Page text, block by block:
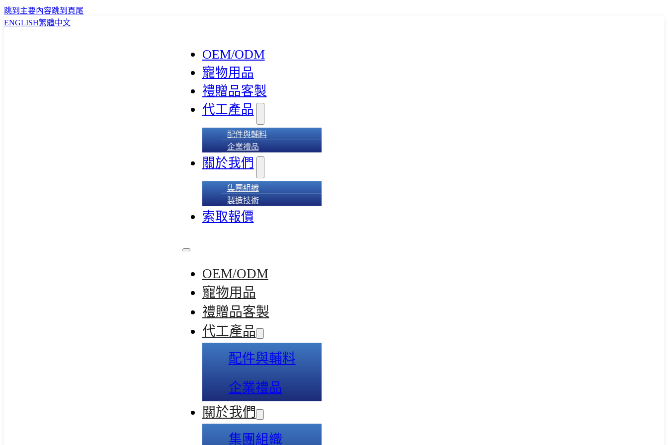
跳到主要內容跳到頁尾
ENGLISH繁體中文
OEM/ODM
寵物用品
禮贈品客製
代工產品
配件與輔料
企業禮品
關於我們
集團組織
製造技術
索取報價
OEM/ODM
寵物用品
禮贈品客製
代工產品
配件與輔料
企業禮品
關於我們
集團組織